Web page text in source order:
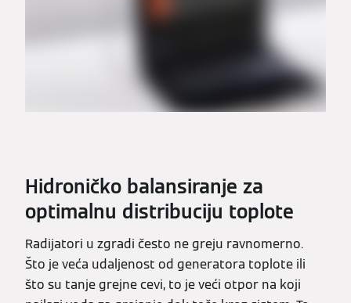
Hidroničko balansiranje za
optimalnu distribuciju toplote
Radijatori u zgradi često ne greju ravnomerno.
Što je veća udaljenost od generatora toplote ili
što su tanje grejne cevi, to je veći otpor na koji